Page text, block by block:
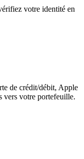
votre identité en
de crédit/débit, Apple
vers votre portefeuille.